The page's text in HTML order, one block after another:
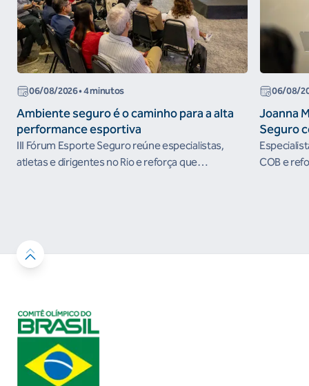
06/08/2026• 4 minutos
Ambiente seguro é o caminho para a alta
performance esportiva
III Fórum Esporte Seguro reúne especialistas,
atletas e dirigentes no Rio e reforça que
06/08/
Joanna
Seguro
COB e